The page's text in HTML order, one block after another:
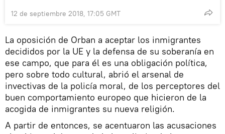
12 de septiembre 2018, 17:05 GMT
La oposición de Orban a aceptar los inmigrantes
decididos por la UE y la defensa de su soberanía en
ese campo, que para él es una obligación política,
pero sobre todo cultural, abrió el arsenal de
invectivas de la policía moral, de los perceptores del
buen comportamiento europeo que hicieron de la
acogida de inmigrantes su nueva religión.
A partir de entonces, se acentuaron las acusaciones